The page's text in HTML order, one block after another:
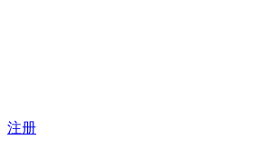
注册